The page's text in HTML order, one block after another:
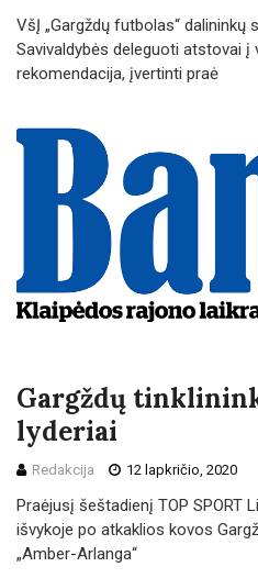
VšĮ „Gargždų futbolas“ dalininkų
Savivaldybės deleguoti atstovai į
rekomendacija, įvertinti praė
Gargždų
lyderiai
Redakcija 12 lapkričio, 2020
Praėjusį šeštadienį TOP SPORT
išvykoje po atkaklios kovos
„Amber-Arlanga“